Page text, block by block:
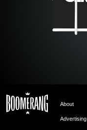
About
Advertising